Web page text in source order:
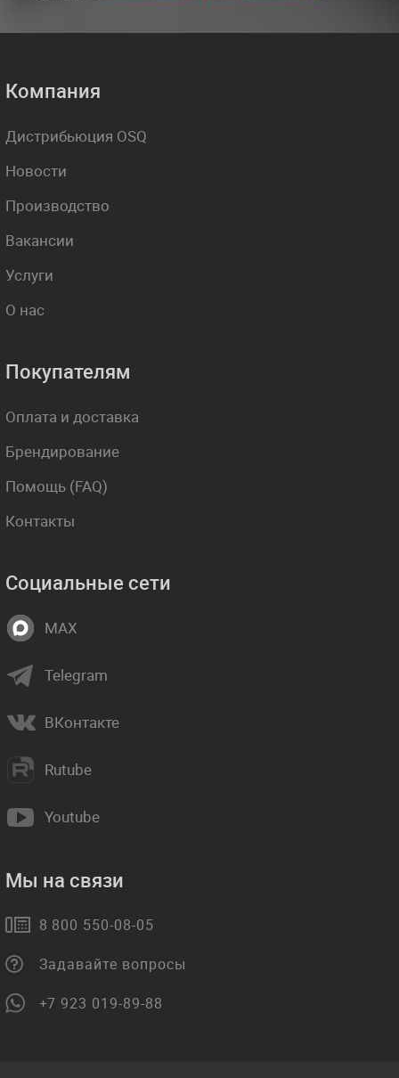
Компания
Дистрибьюция OSQ
Новости
Производство
Вакансии
Услуги
О нас
Покупателям
Оплата и доставка
Брендирование
Помощь (FAQ)
Контакты
Социальные сети
MAX
Telegram
ВКонтакте
Rutube
Youtube
Мы на связи
8 800 550-08-05
Задавайте вопросы
+7 923 019-89-88